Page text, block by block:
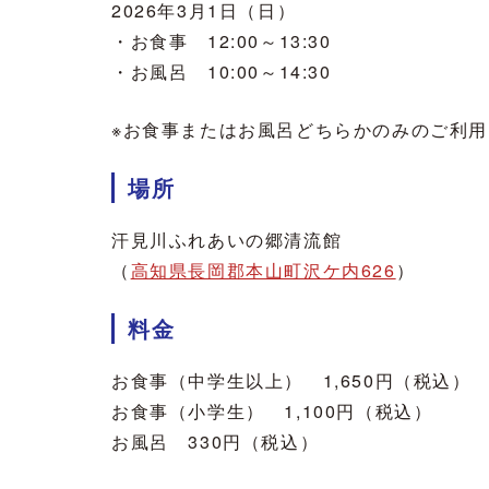
2026年3月1日（日）
・お食事 12:00～13:30
・お風呂 10:00～14:30
※お食事またはお風呂どちらかのみのご利用
場所
汗見川ふれあいの郷清流館
（高知県長岡郡本山町沢ケ内626）
料金
お食事（中学生以上） 1,650円（税込）
お食事（小学生） 1,100円（税込）
お風呂 330円（税込）